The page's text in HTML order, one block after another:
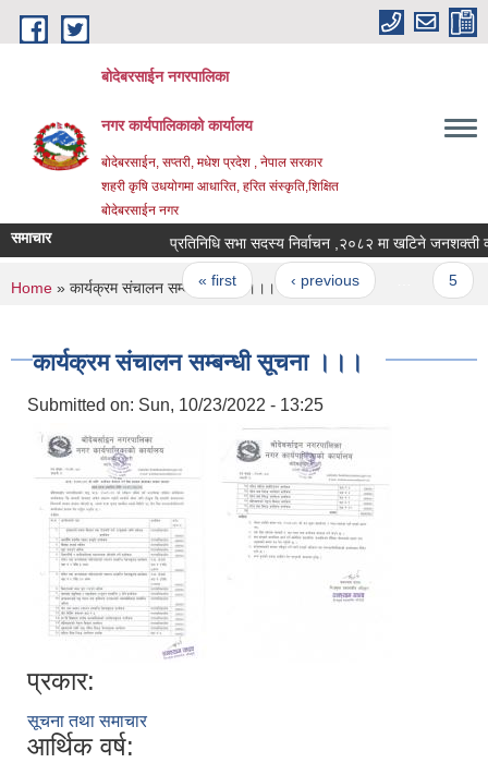
Skip to main content
बोदेबरसाईन नगरपालिका
नगर कार्यपालिकाको कार्यालय
बोदेबरसाईन, सप्तरी, मधेश प्रदेश , नेपाल सरकार
शहरी कृषि उधयोगमा आधारित, हरित संस्कृति,शिक्षित
बोदेबरसाईन नगर
समाचार प्रतिनिधि सभा सदस्य निर्वाचन ,२०८२ मा खटिने
Pages
« first ‹ previous
You are here
Home » कार्यक्रम संचालन सम्बन्धी सूचना ।।।
कार्यक्रम संचालन सम्बन्धी सूचना ।।।
Submitted on: Sun, 10/23/2022 - 13:25
प्रकार:
सूचना तथा समाचार
आर्थिक वर्ष: